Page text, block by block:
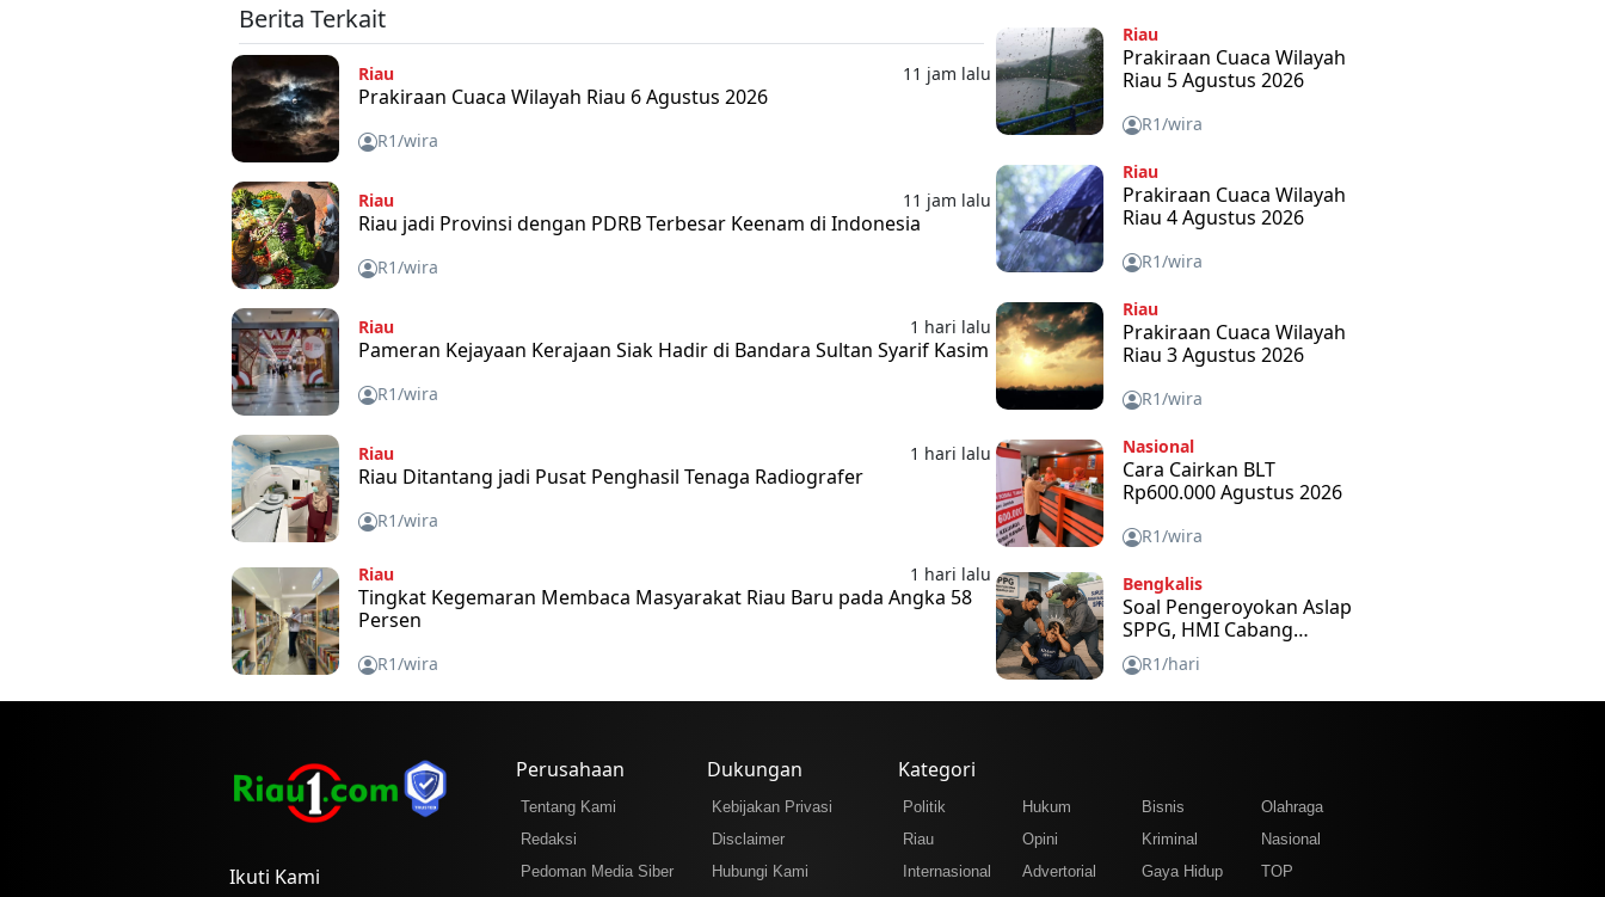
Berita Terkait
Riau 11 jam lalu
Prakiraan Cuaca Wilayah Riau 6 Agustus 2026
R1/wira
Riau 11 jam lalu
Riau jadi Provinsi dengan PDRB Terbesar Keenam di Indonesia
R1/wira
Riau 1 hari lalu
Pameran Kejayaan Kerajaan Siak Hadir di Bandara Sultan Syarif Kasim
R1/wira
Riau 1 hari lalu
Riau Ditantang jadi Pusat Penghasil Tenaga Radiografer
R1/wira
Riau 1 hari lalu
Tingkat Kegemaran Membaca Masyarakat Riau Baru pada Angka 58
Persen
R1/wira
Riau
Prakiraan Cuaca Wilayah
Riau 5 Agustus 2026
R1/wira
Riau
Prakiraan Cuaca Wilayah
Riau 4 Agustus 2026
R1/wira
Riau
Prakiraan Cuaca Wilayah
Riau 3 Agustus 2026
R1/wira
Nasional
Cara Cairkan BLT
Rp600.000 Agustus 2026
R1/wira
Bengkalis
Soal Pengeroyokan Aslap
SPPG, HMI Cabang
Bengkalis Kecam dan
Minta APH Usut Tuntas
R1/hari
Ikuti Kami
Perusahaan
Tentang Kami
Redaksi
Pedoman Media Siber
Dukungan
Kebijakan Privasi
Disclaimer
Hubungi Kami
Kategori
Politik Hukum Bisnis
Olahraga
Riau
Opini Kriminal
Nasional
Internasional
Advertorial Gaya Hidup
TOP